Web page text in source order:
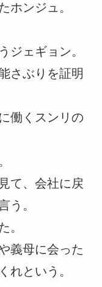
ホンジュ。
ジェギョン。
さぶりを証明
働くスンリの
て、会社に戻
う。
。
義母に会った
れという。